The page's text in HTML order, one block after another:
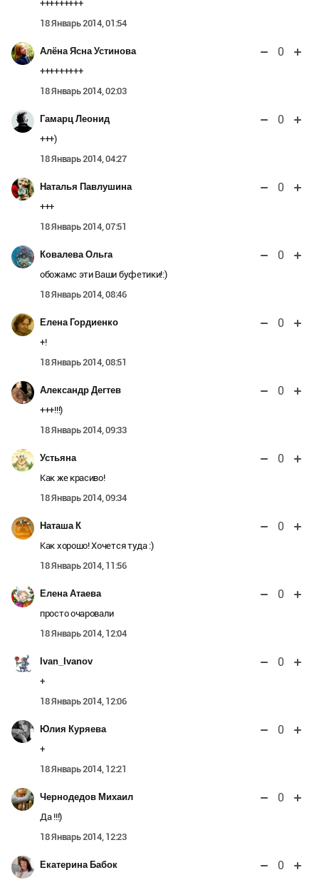
+++++++++
18 Январь 2014, 01:54
Алёна Ясна Устинова 0
+++++++++
18 Январь 2014, 02:03
Гамарц Леонид 0
+++)
18 Январь 2014, 04:27
Наталья Павлушина 0
+++
18 Январь 2014, 07:51
Ковалева Ольга 0
обожамс эти Ваши буфетики!:)
18 Январь 2014, 08:46
Елена Гордиенко 0
+!
18 Январь 2014, 08:51
Александр Дегтев 0
+++!!!)
18 Январь 2014, 09:33
Устьяна 0
Как же красиво!
18 Январь 2014, 09:34
Наташа К 0
Как хорошо! Хочется туда :)
18 Январь 2014, 11:56
Елена Атаева 0
просто очаровали
18 Январь 2014, 12:04
Ivan_Ivanov 0
+
18 Январь 2014, 12:06
Юлия Куряева 0
+
18 Январь 2014, 12:21
Чернодедов Михаил 0
Да !!!)
18 Январь 2014, 12:23
Екатерина Бабок 0